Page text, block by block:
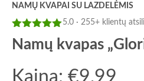
NAMŲ KVAPAI SU LAZDELĖMIS
Įvertinimas:
5iš 5
5.0 · 255+ klientų
Namų kvapas
Kaina: €9,99